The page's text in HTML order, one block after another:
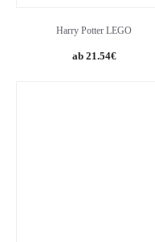
Harry Potter LEGO
Original
21.54€Current